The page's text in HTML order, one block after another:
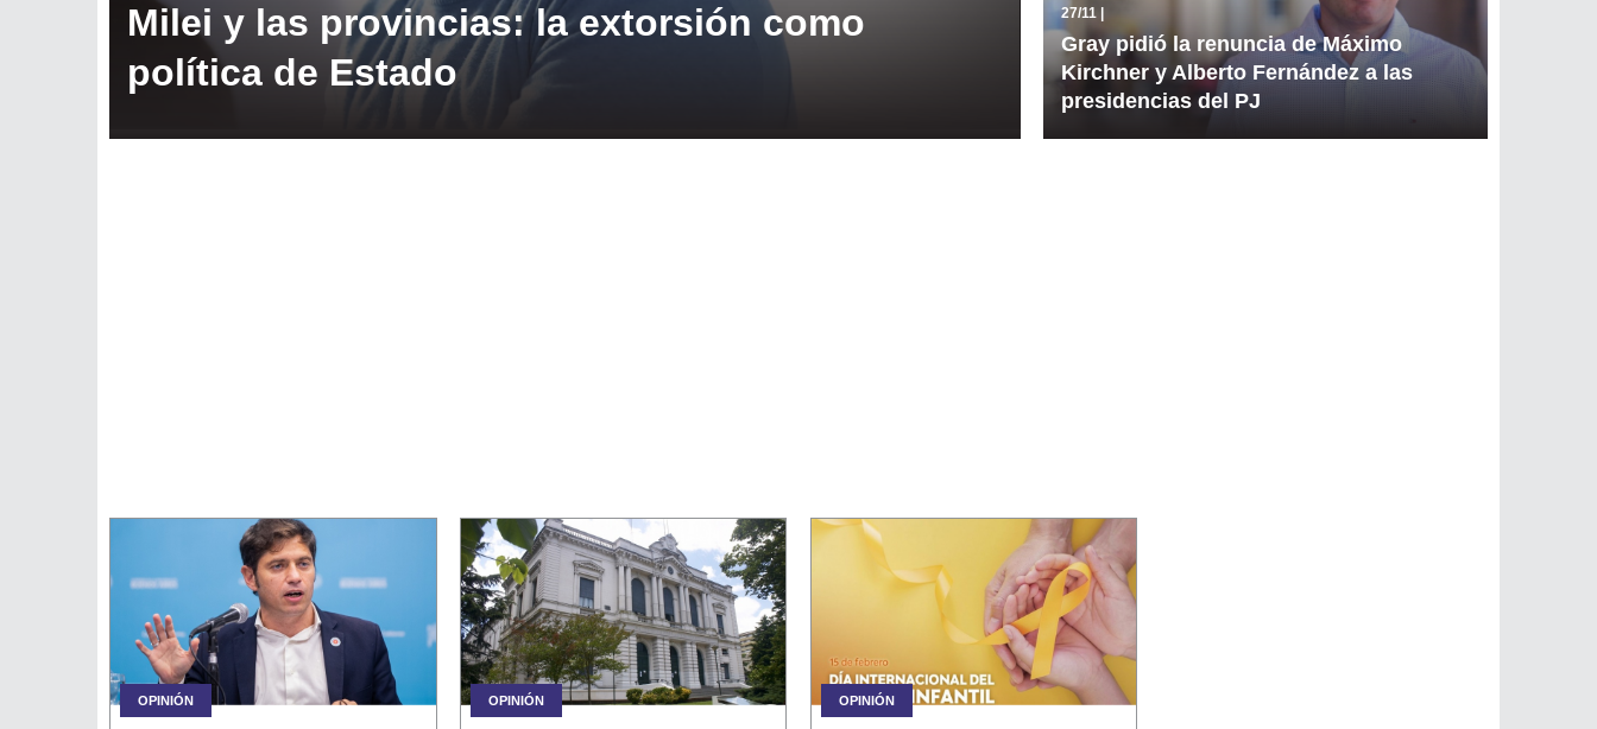
Milei y las provincias: la extorsión como
política de Estado
27/11
Gray pidió la renuncia de Máximo
Kirchner y Alberto Fernández a las
presidencias del PJ
OPINIÓN OPINIÓN OPINIÓN